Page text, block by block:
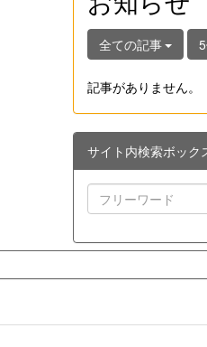
全ての記事
記事がありません。
サイト内検索ボック